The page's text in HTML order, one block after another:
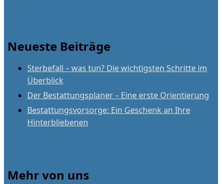
Neueste Beiträge
Sterbefall – was tun? Die wichtigsten Schritte im
Überblick
Der Bestattungsplaner – Eine erste Orientierung
Bestattungsvorsorge: Ein Geschenk an Ihre
Hinterbliebenen
Mehr von uns